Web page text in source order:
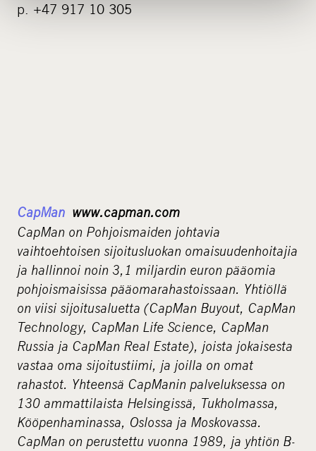
p. +47 917 10 305
CapMan www.capman.com
CapMan on Pohjoismaiden johtavia
vaihtoehtoisen sijoitusluokan omaisuudenhoitajia
ja hallinnoi noin 3,1 miljardin euron pääomia
pohjoismaisissa pääomarahastoissaan. Yhtiöllä
on viisi sijoitusaluetta (CapMan Buyout, CapMan
Technology, CapMan Life Science, CapMan
Russia ja CapMan Real Estate), joista jokaisesta
vastaa oma sijoitustiimi, ja joilla on omat
rahastot. Yhteensä CapManin palveluksessa on
130 ammattilaista Helsingissä, Tukholmassa,
Kööpenhaminassa, Oslossa ja Moskovassa.
CapMan on perustettu vuonna 1989, ja yhtiön B-